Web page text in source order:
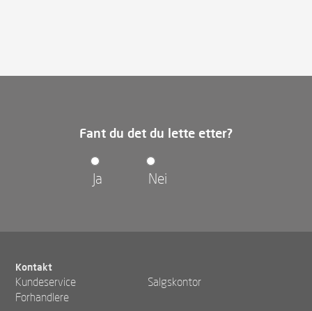
Fant du det du lette etter?
Ja Nei
Kontakt
Kundeservice
Salgskontor
Forhandlere